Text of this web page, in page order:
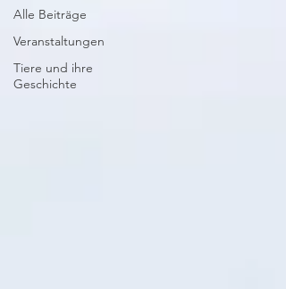
Alle Beiträge
Veranstaltungen
Tiere und ihre
Geschichte